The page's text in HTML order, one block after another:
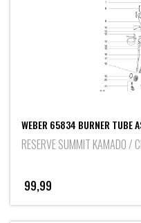
WEBER 65834 BURNER TUBE
RESERVE SUMMIT KAMADO /
99,99